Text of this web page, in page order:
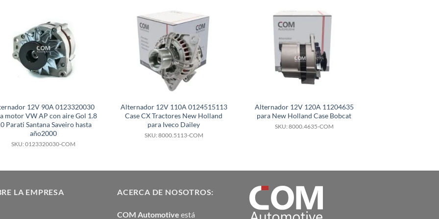
12V 90A 0123320030
motor VW AP con aire Gol 1.8
Parati Santana Saveiro hasta
año2000
SKU: 0123320030-COM
Alternador 12V 110A 0124515113
Case CX Tractores New Holland
para Iveco Dailey
SKU: 8000.5113-COM
Alternador 12V 120A 11204635
para New Holland Case Bobcat
SKU: 8000.4635-COM
LA EMPRESA ACERCA DE NOSOTROS:
COM Automotive está